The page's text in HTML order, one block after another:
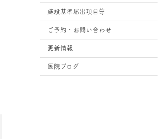
施設基準届出項目等
ご予約・お問い合わせ
更新情報
医院ブログ